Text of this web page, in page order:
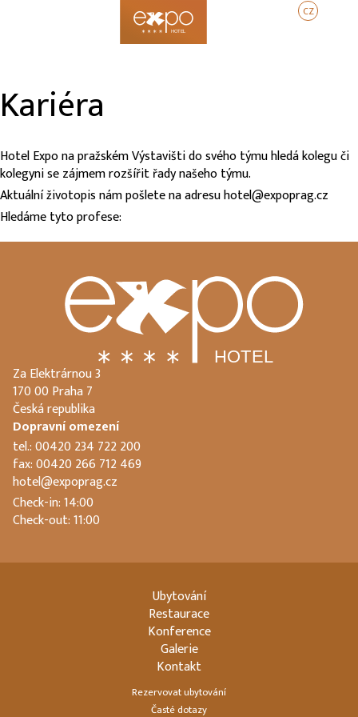
CZ
Kariéra
Hotel Expo na pražském Výstavišti do svého týmu hledá kolegu či
kolegyni se zájmem rozšířit řady našeho týmu.
Aktuální životopis nám pošlete na adresu hotel@expoprag.cz
Hledáme tyto profese:
Za Elektrárnou 3
170 00 Praha 7
Česká republika
Dopravní omezení
tel.: 00420 234 722 200
fax: 00420 266 712 469
hotel@expoprag.cz
Check-in: 14:00
Check-out: 11:00
Rezervovat ubytování
Časté dotazy
Ubytování
Restaurace
Konference
Galerie
Kontakt